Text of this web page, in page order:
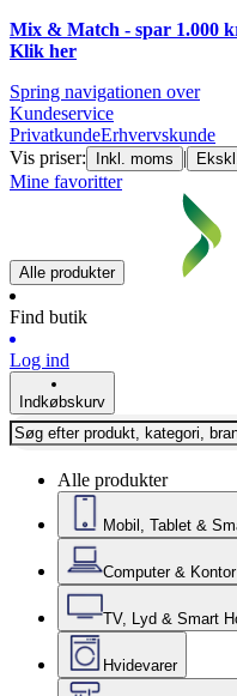
Mix & Match - spar 1.000
Klik her
Spring navigationen over
Kundeservice
PrivatkundeErhvervskunde
Vis priser:
Inkl. moms |
Mine favoritter
Alle produkter
Find butik
Log ind
Indkøbskurv
Alle produkter
Mobil, Tablet &
Computer & Kontor
TV, Lyd & Smart
Hvidevarer